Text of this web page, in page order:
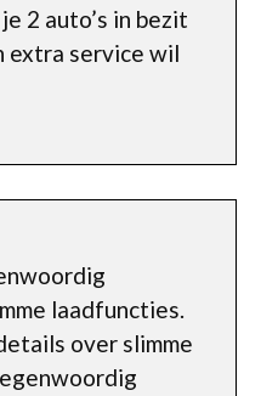
2 auto’s in bezit
extra service wil
laadfuncties.
over slimme